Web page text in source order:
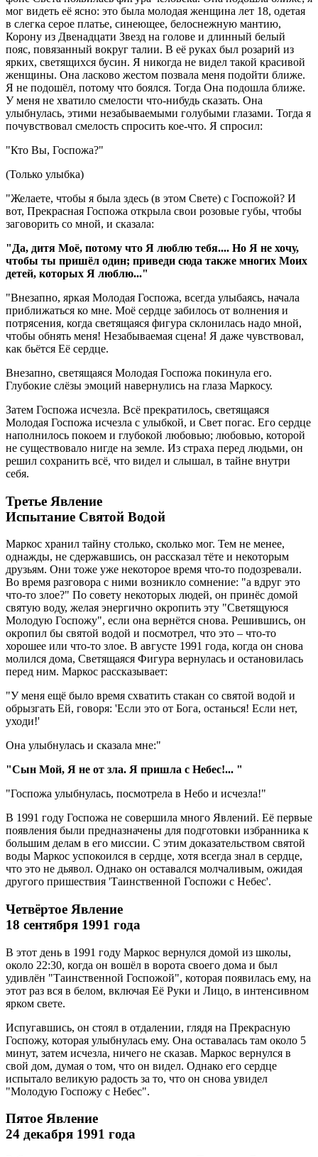
мог видеть её ясно: это была молодая женщина лет 18, одетая
в слегка серое платье, синеющее, белоснежную мантию,
Корону из Двенадцати Звезд на голове и длинный белый
пояс, повязанный вокруг талии. В её руках был розарий из
ярких, светящихся бусин. Я никогда не видел такой красивой
женщины. Она ласково жестом позвала меня подойти ближе.
Я не подошёл, потому что боялся. Тогда Она подошла ближе.
У меня не хватило смелости что-нибудь сказать. Она
улыбнулась, этими незабываемыми голубыми глазами. Тогда я
почувствовал смелость спросить кое-что. Я спросил:
"Кто Вы, Госпожа?"
(Только улыбка)
"Желаете, чтобы я была здесь (в этом Свете) с Госпожой? И
вот, Прекрасная Госпожа открыла свои розовые губы, чтобы
заговорить со мной, и сказала:
"Да, дитя Моё, потому что Я люблю тебя.... Но Я не хочу,
чтобы ты пришёл один; приведи сюда также многих Моих
детей, которых Я люблю..."
"Внезапно, яркая Молодая Госпожа, всегда улыбаясь, начала
приближаться ко мне. Моё сердце забилось от волнения и
потрясения, когда светящаяся фигура склонилась надо мной,
чтобы обнять меня! Незабываемая сцена! Я даже чувствовал,
как бьётся Её сердце.
Внезапно, светящаяся Молодая Госпожа покинула его.
Глубокие слёзы эмоций навернулись на глаза Маркосу.
Затем Госпожа исчезла. Всё прекратилось, светящаяся
Молодая Госпожа исчезла с улыбкой, и Свет погас. Его сердце
наполнилось покоем и глубокой любовью; любовью, которой
не существовало нигде на земле. Из страха перед людьми, он
решил сохранить всё, что видел и слышал, в тайне внутри
себя.
Третье Явление
Испытание Святой Водой
Маркос хранил тайну столько, сколько мог. Тем не менее,
однажды, не сдержавшись, он рассказал тёте и некоторым
друзьям. Они тоже уже некоторое время что-то подозревали.
Во время разговора с ними возникло сомнение: "а вдруг это
что-то злое?" По совету некоторых людей, он принёс домой
святую воду, желая энергично окропить эту "Светящуюся
Молодую Госпожу", если она вернётся снова. Решившись, он
окропил бы святой водой и посмотрел, что это – что-то
хорошее или что-то злое. В августе 1991 года, когда он снова
молился дома, Светящаяся Фигура вернулась и остановилась
перед ним. Маркос рассказывает:
"У меня ещё было время схватить стакан со святой водой и
обрызгать Ей, говоря: 'Если это от Бога, останься! Если нет,
уходи!'
Она улыбнулась и сказала мне:"
"Сын Мой, Я не от зла. Я пришла с Небес!... "
"Госпожа улыбнулась, посмотрела в Небо и исчезла!"
В 1991 году Госпожа не совершила много Явлений. Её первые
появления были предназначены для подготовки избранника к
большим делам в его миссии. С этим доказательством святой
воды Маркос успокоился в сердце, хотя всегда знал в сердце,
что это не дьявол. Однако он оставался молчаливым, ожидая
другого пришествия 'Таинственной Госпожи с Небес'.
Четвёртое Явление
18 сентября 1991 года
В этот день в 1991 году Маркос вернулся домой из школы,
около 22:30, когда он вошёл в ворота своего дома и был
удивлён "Таинственной Госпожой", которая появилась ему, на
этот раз вся в белом, включая Её Руки и Лицо, в интенсивном
ярком свете.
Испугавшись, он стоял в отдалении, глядя на Прекрасную
Госпожу, которая улыбнулась ему. Она оставалась там около 5
минут, затем исчезла, ничего не сказав. Маркос вернулся в
свой дом, думая о том, что он видел. Однако его сердце
испытало великую радость за то, что он снова увидел
"Молодую Госпожу с Небес".
Пятое Явление
24 декабря 1991 года